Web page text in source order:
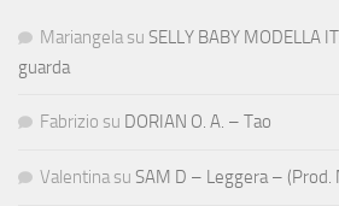
Mariangela su SELLY BABY MODELLA
guarda
Fabrizio su DORIAN O. A. – Tao
Valentina su SAM D – Leggera – (Prod.